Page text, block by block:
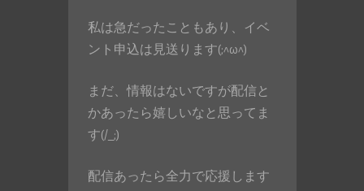
私は急だったこともあり、イベ
ント申込は見送ります(;^ω^)
まだ、情報はないですが配信と
かあったら嬉しいなと思ってま
す(/_;)
配信あったら全力で応援します